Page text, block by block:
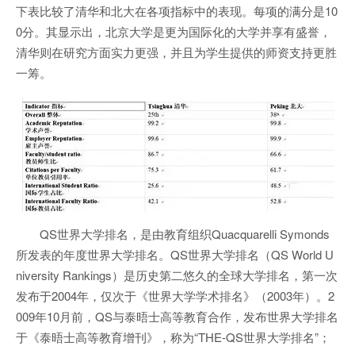
下表比较了清华和北大在各项指标中的表现。每项的满分是10
0分。其显示出，北京大学是更为国际化的大学并享有盛誉，
清华则在研究方面实力更强，并且为学生提供的师资支持更胜
一筹。
QS世界大学排名，是由教育组织Quacquarelli Symonds
所发表的年度世界大学排名。QS世界大学排名（QS World U
niversity Rankings）是历史第二悠久的全球大学排名，第一次
发布于2004年，仅次于《世界大学学术排名》（2003年）。2
009年10月前，QS与泰晤士高等教育合作，发布世界大学排名
于《泰晤士高等教育增刊》，称为“THE-QS世界大学排名”；